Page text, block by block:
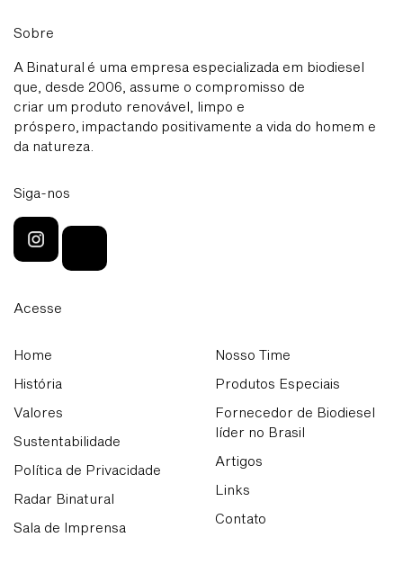
Sobre
A Binatural é uma empresa especializada em biodiesel
que, desde 2006, assume o compromisso de
criar um produto renovável, limpo e
próspero, impactando positivamente a vida do homem e
da natureza.
Siga-nos
Acesse
Home
História
Valores
Sustentabilidade
Política de Privacidade
Radar Binatural
Sala de Imprensa
Nosso Time
Produtos Especiais
Fornecedor de Biodiesel
líder no Brasil
Artigos
Links
Contato